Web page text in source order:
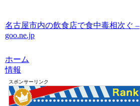
名古屋市内の飲食店で食中毒相次ぐ –
goo.ne.jp
ホーム
情報
スポンサーリンク